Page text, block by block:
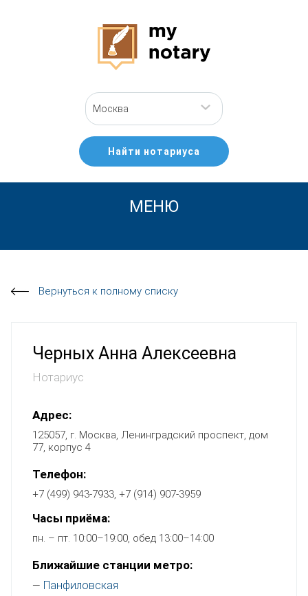
Москва
Найти нотариуса
МЕНЮ
Вернуться к полному списку
Черных Анна Алексеевна
Нотариус
Адрес:
125057, г. Москва, Ленинградский проспект, дом
77, корпус 4
Телефон:
+7 (499) 943-7933, +7 (914) 907-3959
Часы приёма:
пн. – пт. 10:00–19:00, обед 13:00–14:00
Ближайшие станции метро:
— Панфиловская